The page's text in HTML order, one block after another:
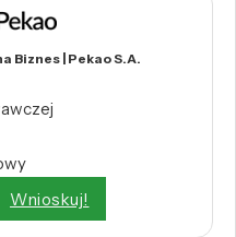
Biznes | Pekao S.A.
Wnioskuj!